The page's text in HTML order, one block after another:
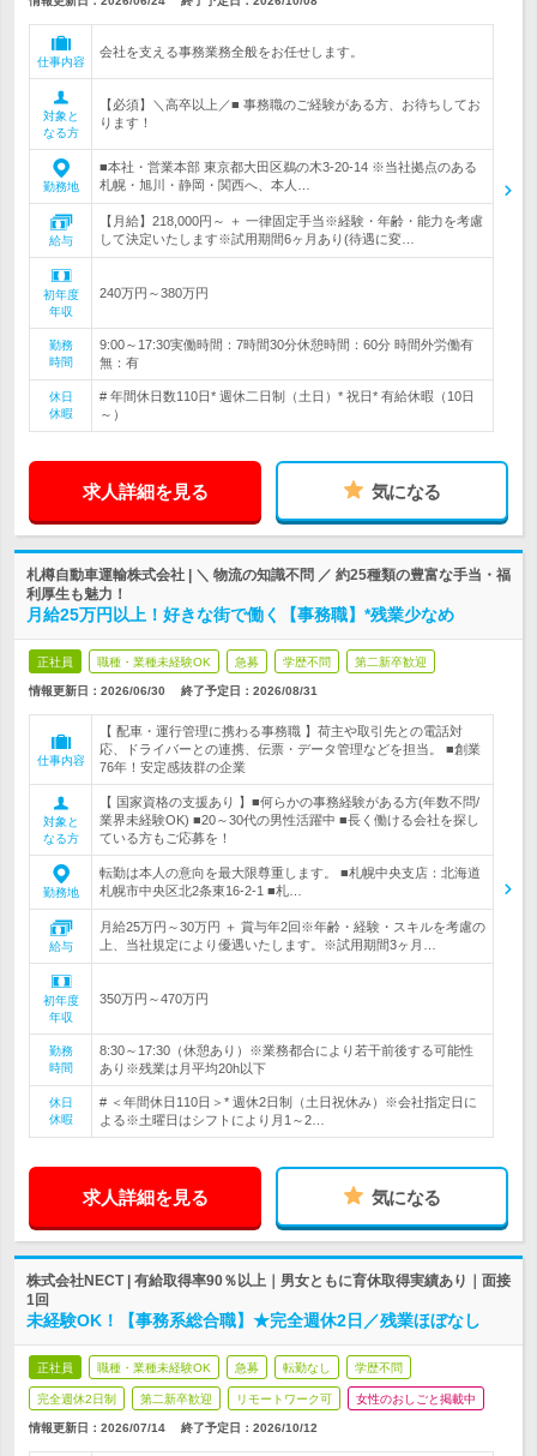
仕事内容
会社を支える事務業務全般をお任せします。
対象と
なる方
【必須】＼高卒以上／■ 事務職のご経験がある方、お待ちしてお
ります！
勤務地
■本社・営業本部 東京都大田区鵜の木3-20-14 ※当社拠点のある
札幌・旭川・静岡・関西へ、本人…
給与
【月給】218,000円～ ＋ 一律固定手当※経験・年齢・能力を考慮
して決定いたします※試用期間6ヶ月あり(待遇に変…
初年度
年収
240万円～380万円
勤務
時間
9:00～17:30実働時間：7時間30分休憩時間：60分 時間外労働有
無：有
休日
休暇
# 年間休日数110日* 週休二日制（土日）* 祝日* 有給休暇（10日
～）
求人詳細を見る 気になる
札樽自動車運輸株式会社 | ＼ 物流の知識不問 ／ 約25種類の豊富な手当・福
利厚生も魅力！
月給25万円以上！好きな街で働く【事務職】*残業少なめ
正社員 職種・業種未経験OK 急募 学歴不問 第二新卒歓迎
情報更新日：2026/06/30 終了予定日： 2026/08/31
仕事内容
【 配車・運行管理に携わる事務職 】荷主や取引先との電話対
応、ドライバーとの連携、伝票・データ管理などを担当。 ■創業
76年！安定感抜群の企業
対象と
なる方
【 国家資格の支援あり 】■何らかの事務経験がある方(年数不問/
業界未経験OK) ■20～30代の男性活躍中 ■長く働ける会社を探し
ている方もご応募を！
勤務地
転勤は本人の意向を最大限尊重します。 ■札幌中央支店：北海道
札幌市中央区北2条東16-2-1 ■札…
給与
月給25万円～30万円 ＋ 賞与年2回※年齢・経験・スキルを考慮の
上、当社規定により優遇いたします。※試用期間3ヶ月…
初年度
年収
350万円～470万円
勤務
時間
8:30～17:30（休憩あり）※業務都合により若干前後する可能性
あり※残業は月平均20h以下
休日
休暇
# ＜年間休日110日＞* 週休2日制（土日祝休み）※会社指定日に
よる※土曜日はシフトにより月1～2…
求人詳細を見る 気になる
株式会社NECT | 有給取得率90％以上｜男女ともに育休取得実績あり｜面接
1回
未経験OK！【事務系総合職】★完全週休2日／残業ほぼなし
正社員 職種・業種未経験OK 急募 転勤なし 学歴不問
完全週休2日制 第二新卒歓迎 リモートワーク可 女性のおしごと掲載中
情報更新日：2026/07/14 終了予定日： 2026/10/12